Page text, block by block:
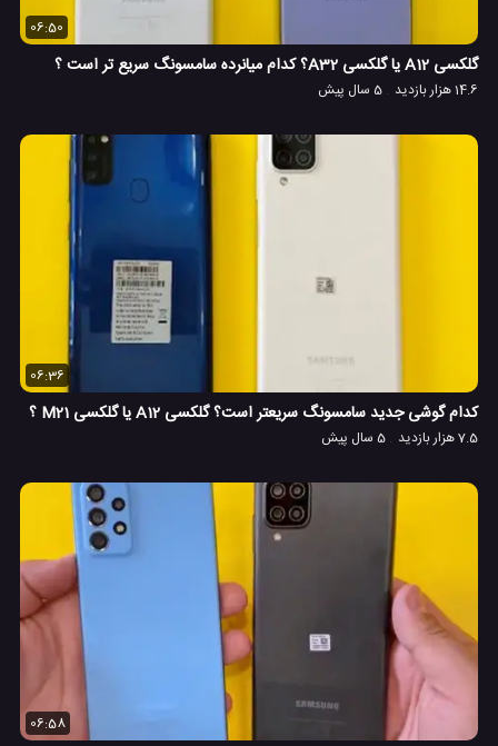
06:50
گلکسی A12 یا گلکسی A32؟ کدام میانرده سامسونگ سریع تر است ؟
14.6 هزار بازدید 5 سال پیش
06:36
کدام گوشی جدید سامسونگ سریعتر است؟ گلکسی A12 یا گلکسی M21 ؟
7.5 هزار بازدید 5 سال پیش
06:58